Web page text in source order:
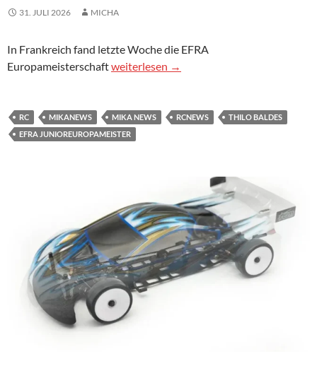
31. JULI 2026 MICHA
In Frankreich fand letzte Woche die EFRA
EuropameisterschaftBaldes ist EFRA Junioren Europameister
weiterlesen →
RC MIKANEWS MIKA NEWS RCNEWS
THILO BALDES
EFRA JUNIOREUROPAMEISTER